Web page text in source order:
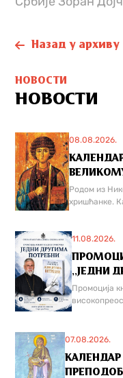
Назад у архиву
НОВОСТИ
НОВОСТИ
08.08.2026.
Родом из
хришћанке.
11.08.2026.
,,ЈЕДНИ
Промоција
07.08.2026.
КАЛЕНДАР